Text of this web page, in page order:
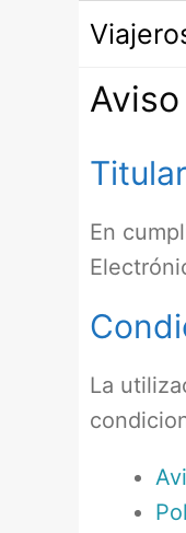
contenido
En
La